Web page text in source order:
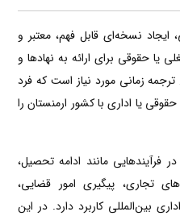
ایجاد نسخه‌ای قابل فهم، معتبر و
حقوقی برای ارائه به نهادها و
زمانی مورد نیاز است که فرد
یا اداری با کشور ارمنستان را
فرآیندهایی مانند ادامه تحصیل،
تجاری، پیگیری امور قضایی،
بین‌المللی کاربرد دارد. در این